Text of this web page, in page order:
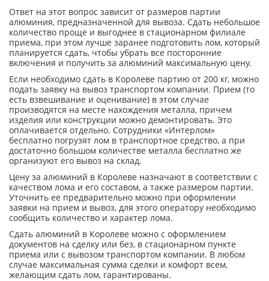
Ответ на этот вопрос зависит от размеров партии
алюминия, предназначенной для вывоза. Сдать небольшое
количество проще и выгоднее в стационарном филиале
приема, при этом лучше заранее подготовить лом, который
планируется сдать, чтобы убрать все посторонние
включения и получить за алюминий максимальную цену.
Если необходимо сдать в Королеве партию от 200 кг, можно
подать заявку на вывоз транспортом компании. Прием (то
есть взвешивание и оценивание) в этом случае
производятся на месте нахождения металла, причем
изделия или конструкции можно демонтировать. Это
оплачивается отдельно. Сотрудники «Интерлом»
бесплатно погрузят лом в транспортное средство, а при
достаточно большом количестве металла бесплатно же
организуют его вывоз на склад.
Цену за алюминий в Королеве назначают в соответствии с
качеством лома и его составом, а также размером партии.
Уточнить ее предварительно можно при оформлении
заявки на прием и вывоз, для этого оператору необходимо
сообщить количество и характер лома.
Сдать алюминий в Королеве можно с оформлением
документов на сделку или без, в стационарном пункте
приема или с вывозом транспортом компании. В любом
случае максимальная сумма сделки и комфорт всем,
желающим сдать лом, гарантированы.